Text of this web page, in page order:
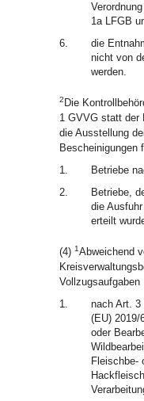
1a LFGB
6.
die
nicht von
werden.
2 Die
1 GVVG statt der
die Ausstellung
Bescheinigungen
1.
Betriebe
2.
Betriebe,
die
erteilt
(4) 1Abweichend
Vollzugsaufgaben
1.
nach Art. 3
(EU) 2019/
oder
Fleischbe-